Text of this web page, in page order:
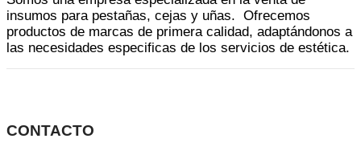
página
de
producto
insumos para pestañas, cejas y uñas. Ofrecemos
productos de marcas de primera calidad, adaptándonos a
las necesidades especificas de los servicios de estética.
CONTACTO